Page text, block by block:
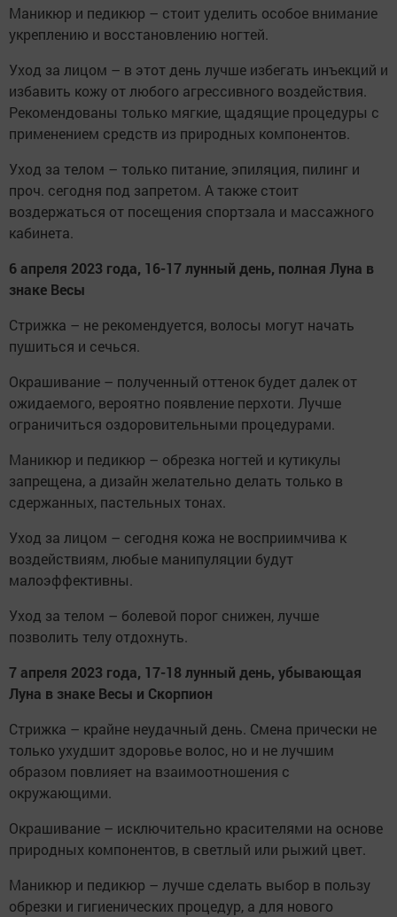
Маникюр и педикюр – стоит уделить особое внимание
укреплению и восстановлению ногтей.
Уход за лицом – в этот день лучше избегать инъекций и
избавить кожу от любого агрессивного воздействия.
Рекомендованы только мягкие, щадящие процедуры с
применением средств из природных компонентов.
Уход за телом – только питание, эпиляция, пилинг и
проч. сегодня под запретом. А также стоит
воздержаться от посещения спортзала и массажного
кабинета.
6 апреля 2023 года, 16-17 лунный день, полная Луна в
знаке Весы
Стрижка – не рекомендуется, волосы могут начать
пушиться и сечься.
Окрашивание – полученный оттенок будет далек от
ожидаемого, вероятно появление перхоти. Лучше
ограничиться оздоровительными процедурами.
Маникюр и педикюр – обрезка ногтей и кутикулы
запрещена, а дизайн желательно делать только в
сдержанных, пастельных тонах.
Уход за лицом – сегодня кожа не восприимчива к
воздействиям, любые манипуляции будут
малоэффективны.
Уход за телом – болевой порог снижен, лучше
позволить телу отдохнуть.
7 апреля 2023 года, 17-18 лунный день, убывающая
Луна в знаке Весы и Скорпион
Стрижка – крайне неудачный день. Смена прически не
только ухудшит здоровье волос, но и не лучшим
образом повлияет на взаимоотношения с
окружающими.
Окрашивание – исключительно красителями на основе
природных компонентов, в светлый или рыжий цвет.
Маникюр и педикюр – лучше сделать выбор в пользу
обрезки и гигиенических процедур, а для нового